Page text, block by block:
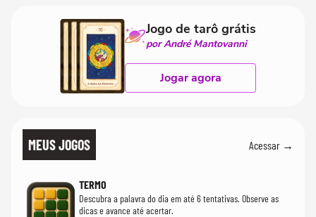
Jogo de tarô grátis
por André Mantovanni
Jogar agora
MEUS JOGOS Acessar →
TERMO
Descubra a palavra do dia em até 6 tentativas. Observe as
dicas e avance até acertar.